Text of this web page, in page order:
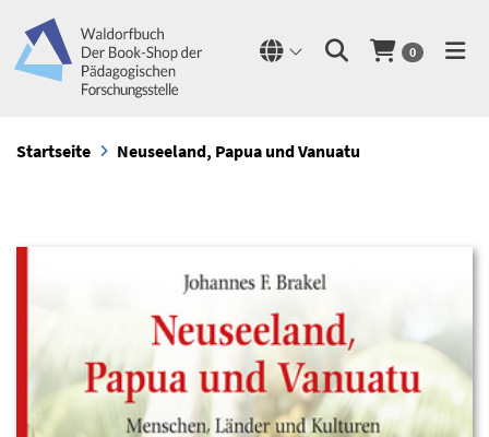
0
Startseite Neuseeland, Papua und Vanuatu